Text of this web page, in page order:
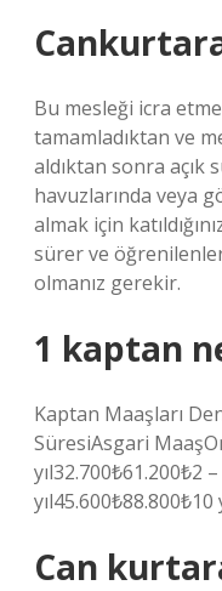
Bu mesleği icra
tamamladıktan ve
aldıktan sonra açık
havuzlarında veya
almak için
sürer ve
olmanız gerekir.
1 kaptan
Kaptan Maaşları
SüresiAsgari
yıl32.700₺61.200₺2
yıl45.600₺88.800₺10
Can